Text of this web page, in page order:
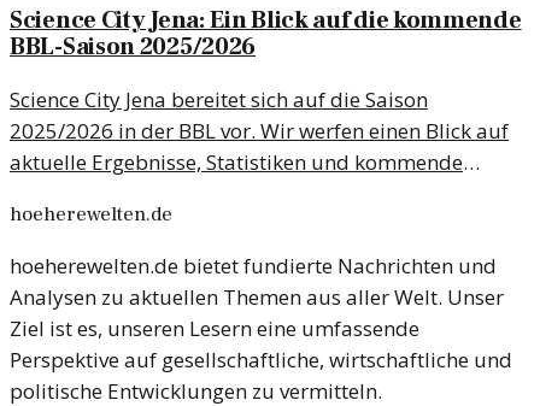
Science City Jena: Ein Blick auf die kommende
BBL-Saison 2025/2026
Science City Jena bereitet sich auf die Saison
2025/2026 in der BBL vor. Wir werfen einen Blick auf
aktuelle Ergebnisse, Statistiken und kommende
hoeherewelten.de
hoeherewelten.de bietet fundierte Nachrichten und
Analysen zu aktuellen Themen aus aller Welt. Unser
Ziel ist es, unseren Lesern eine umfassende
Perspektive auf gesellschaftliche, wirtschaftliche und
politische Entwicklungen zu vermitteln.